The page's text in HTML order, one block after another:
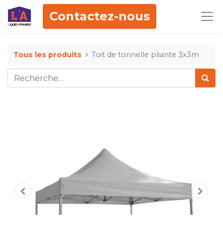
Contactez-nous
Tous les produits Toit de tonnelle pliante 3x3m